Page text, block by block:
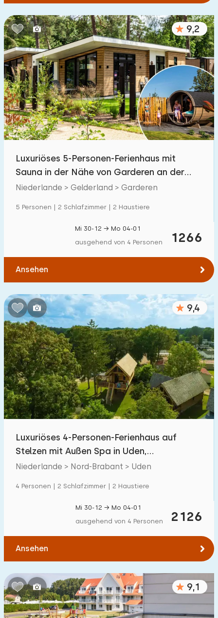
Zu öffentlichen Verkehrsmitteln(max. km):
0,2 0,5 1 2 5
Unterkunft
Nicht im Ferienpark 1
Im Ferienpark 700 +
Einfamilienhaus
Ferienbauernhof
Villa
Kinderfreundlich
Kindermöbel
Eingezäunter Garten 25
Spielgeräte im Garten 9
Hallenbad 307
Freibad 500 +
Kinderanimation 336
Kindereinrichtungen im Park 410
Zugänglichkeit
9,2
Luxuriöses 5-Personen-Ferienhaus mit
Sauna in der Nähe von Garderen an der
Veluwe.
Niederlande > Gelderland > Garderen
5 Personen | 2 Schlafzimmer | 2 Haustiere
1266
Mi 30-12 → Mo 04-01
ausgehend von 4 Personen
Ansehen
9,4
Luxuriöses 4-Personen-Ferienhaus auf
Stelzen mit Außen Spa in Uden,
Nordbrabant
Niederlande > Nord-Brabant > Uden
4 Personen | 2 Schlafzimmer | 2 Haustiere
2126
Mi 30-12 → Mo 04-01
ausgehend von 4 Personen
Ansehen
9,1